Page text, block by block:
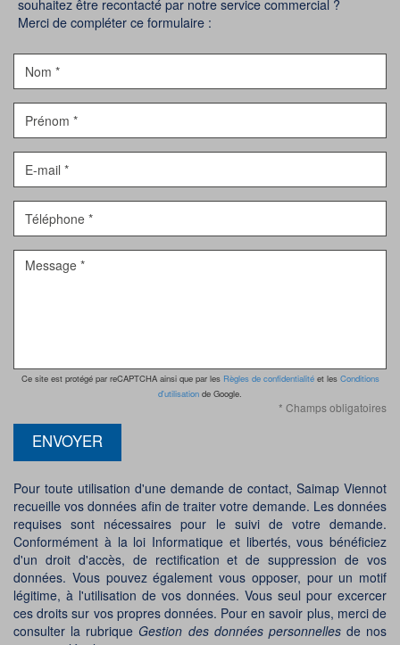
souhaitez être recontacté par notre service commercial ?
Merci de compléter ce formulaire :
Ce site est protégé par reCAPTCHA ainsi que par les Règles de confidentialitéet les Conditions
d'utilisation de Google.
* Champs obligatoires
ENVOYER
Pour toute utilisation d'une demande de contact, Saimap Viennot
recueille vos données afin de traiter votre demande. Les données
requises sont nécessaires pour le suivi de votre demande.
Conformément à la loi Informatique et libertés, vous bénéficiez
d'un droit d'accès, de rectification et de suppression de vos
données. Vous pouvez également vous opposer, pour un motif
légitime, à l'utilisation de vos données. Vous seul pour excercer
ces droits sur vos propres données. Pour en savoir plus, merci de
consulter la rubrique Gestion des données personnellesde nos